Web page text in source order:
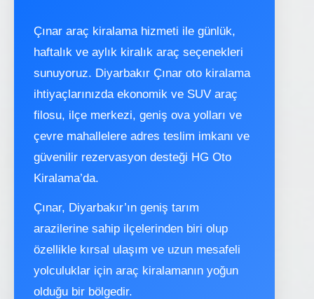
Çınar araç kiralama hizmeti ile günlük,
haftalık ve aylık kiralık araç seçenekleri
sunuyoruz. Diyarbakır Çınar oto kiralama
ihtiyaçlarınızda ekonomik ve SUV araç
filosu, ilçe merkezi, geniş ova yolları ve
çevre mahallelere adres teslim imkanı ve
güvenilir rezervasyon desteği HG Oto
Kiralama’da.
Çınar, Diyarbakır’ın geniş tarım
arazilerine sahip ilçelerinden biri olup
özellikle kırsal ulaşım ve uzun mesafeli
yolculuklar için araç kiralamanın yoğun
olduğu bir bölgedir.